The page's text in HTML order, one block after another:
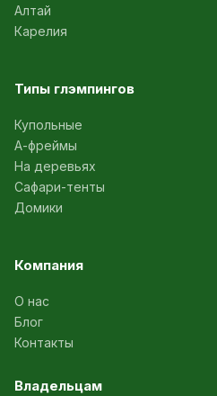
Алтай
Карелия
Типы глэмпингов
Купольные
А-фреймы
На деревьях
Сафари-тенты
Домики
Компания
О нас
Блог
Контакты
Владельцам